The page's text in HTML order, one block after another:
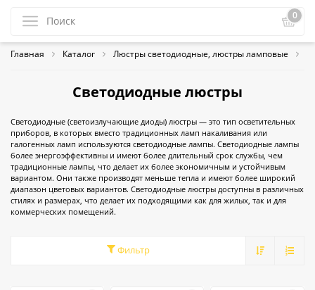
0
Главная Каталог Люстры светодиодные, люстры ламповые
Светодиодные люстры
Светодиодные (светоизлучающие диоды) люстры — это тип осветительных
приборов, в которых вместо традиционных ламп накаливания или
галогенных ламп используются светодиодные лампы. Светодиодные лампы
более энергоэффективны и имеют более длительный срок службы, чем
традиционные лампы, что делает их более экономичным и устойчивым
вариантом. Они также производят меньше тепла и имеют более широкий
диапазон цветовых вариантов. Светодиодные люстры доступны в различных
стилях и размерах, что делает их подходящими как для жилых, так и для
коммерческих помещений.
Фильтр